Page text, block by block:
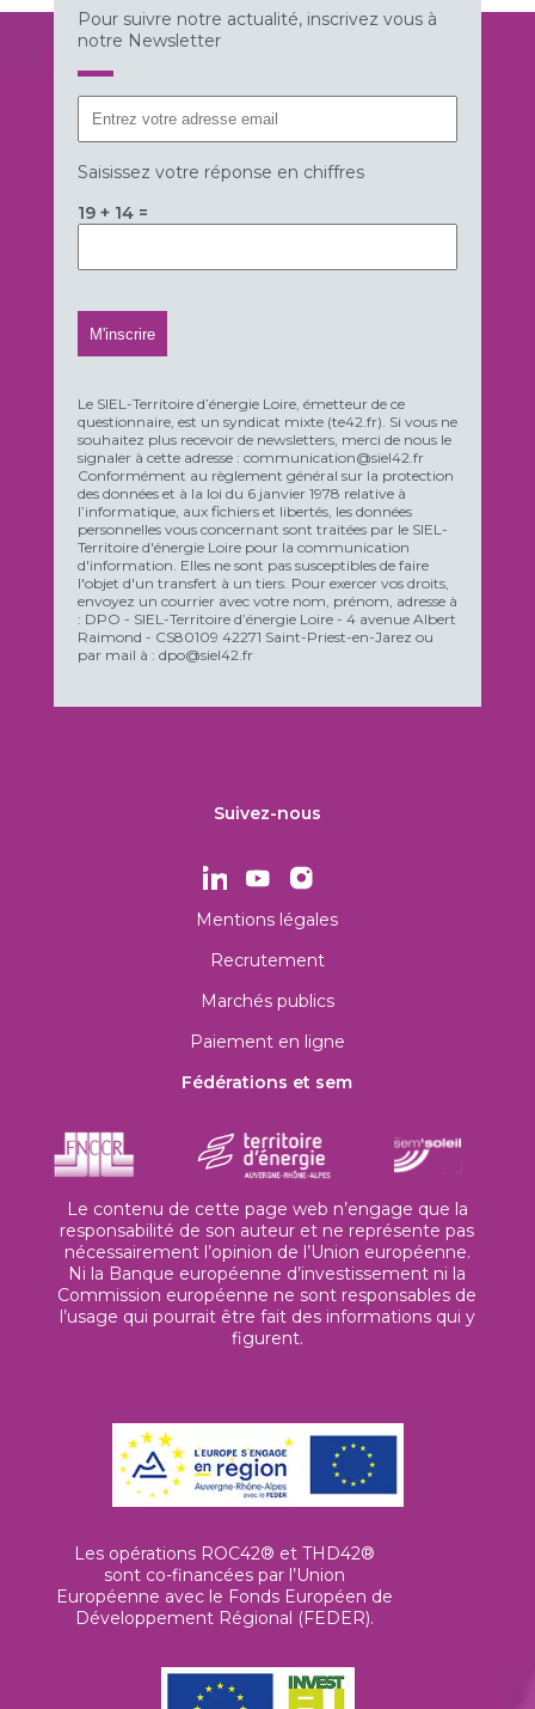
Pour suivre notre actualité, inscrivez vous à
notre Newsletter
Saisissez votre réponse en chiffres
19 + 14 =
Le SIEL-Territoire d’énergie Loire, émetteur de ce
questionnaire, est un syndicat mixte (te42.fr). Si vous ne
souhaitez plus recevoir de newsletters, merci de nous le
signaler à cette adresse : communication@siel42.fr
Conformément au règlement général sur la protection
des données et à la loi du 6 janvier 1978 relative à
l’informatique, aux fichiers et libertés, les données
personnelles vous concernant sont traitées par le SIEL-
Territoire d'énergie Loire pour la communication
d'information. Elles ne sont pas susceptibles de faire
l'objet d'un transfert à un tiers. Pour exercer vos droits,
envoyez un courrier avec votre nom, prénom, adresse à
: DPO - SIEL-Territoire d’énergie Loire - 4 avenue Albert
Raimond - CS80109 42271 Saint-Priest-en-Jarez ou
par mail à : dpo@siel42.fr
Suivez-nous
Mentions légales
Recrutement
Marchés publics
Paiement en ligne
Fédérations et sem
Le contenu de cette page web n’engage que la
responsabilité de son auteur et ne représente pas
nécessairement l’opinion de l’Union européenne.
Ni la Banque européenne d’investissement ni la
Commission européenne ne sont responsables de
l’usage qui pourrait être fait des informations qui y
figurent.
Les opérations ROC42® et THD42®
sont co-financées par l’Union
Européenne avec le Fonds Européen de
Développement Régional (FEDER).